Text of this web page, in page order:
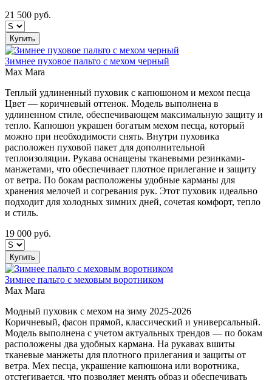
21 500 руб.
Купить
Зимнее пуховое пальто с мехом черный
Max Mara
Теплый удлиненный пуховик с капюшоном и мехом песца
Цвет — коричневый оттенок. Модель выполнена в
удлиненном стиле, обеспечивающем максимальную защиту и
тепло. Капюшон украшен богатым мехом песца, который
можно при необходимости снять. Внутри пуховика
расположен пуховой пакет для дополнительной
теплоизоляции. Рукава оснащены тканевыми резинками-
манжетами, что обеспечивает плотное прилегание и защиту
от ветра. По бокам расположены удобные карманы для
хранения мелочей и согревания рук. Этот пуховик идеально
подходит для холодных зимних дней, сочетая комфорт, тепло
и стиль.
19 000 руб.
Купить
Зимнее пальто с меховым воротником
Max Mara
Модный пуховик с мехом на зиму 2025-2026
Коричневый, фасон прямой, классический и универсальный.
Модель выполнена с учетом актуальных трендов — по бокам
расположены два удобных кармана. На рукавах вшиты
тканевые манжеты для плотного прилегания и защиты от
ветра. Мех песца, украшение капюшона или воротника,
отстегивается, что позволяет менять образ и обеспечивать